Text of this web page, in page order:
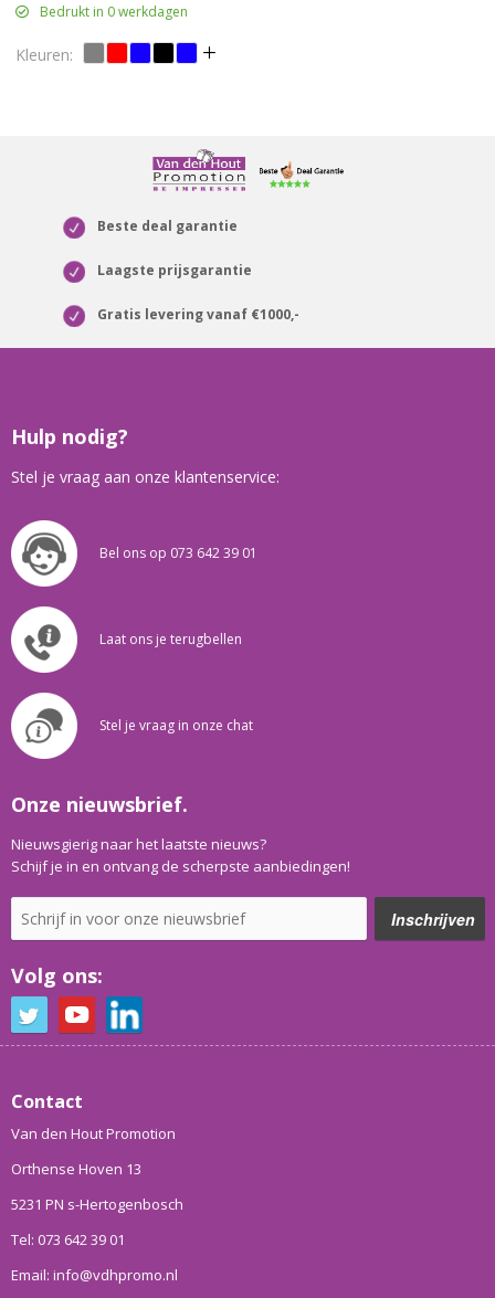
Bedrukt in 0 werkdagen
Beste deal garantie
Laagste prijsgarantie
Gratis levering vanaf €1000,-
Hulp nodig?
Stel je vraag aan onze klantenservice:
Bel ons op 073 642 39 01
Laat ons je terugbellen
Stel je vraag in onze chat
Onze nieuwsbrief.
Nieuwsgierig naar het laatste nieuws?
Schijf je in en ontvang de scherpste aanbiedingen!
Volg ons:
Contact
Van den Hout Promotion
Orthense Hoven 13
5231 PN s-Hertogenbosch
Tel: 073 642 39 01
Email: info@vdhpromo.nl